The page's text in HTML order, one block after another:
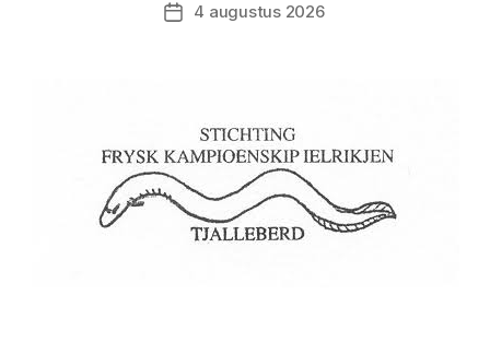
Berichtdatum
4 augustus 2026